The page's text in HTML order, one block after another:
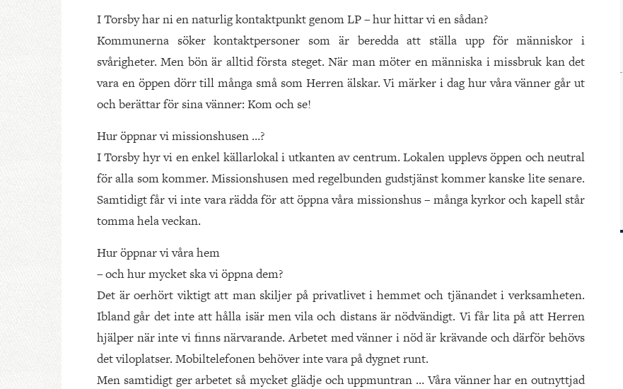
I Torsby har ni en naturlig kontaktpunkt genom LP – hur hittar vi en sådan?
Kommunerna söker kontaktpersoner som är beredda att ställa upp för människor i
svårigheter. Men bön är alltid första steget. När man möter en människa i missbruk kan det
vara en öppen dörr till många små som Herren älskar. Vi märker i dag hur våra vänner går ut
och berättar för sina vänner: Kom och se!
Hur öppnar vi missionshusen …?
I Torsby hyr vi en enkel källarlokal i utkanten av centrum. Lokalen upplevs öppen och neutral
för alla som kommer. Missionshusen med regelbunden gudstjänst kommer kanske lite senare.
Samtidigt får vi inte vara rädda för att öppna våra missionshus – många kyrkor och kapell står
tomma hela veckan.
Hur öppnar vi våra hem
– och hur mycket ska vi öppna dem?
Det är oerhört viktigt att man skiljer på privatlivet i hemmet och tjänandet i verksamheten.
Ibland går det inte att hålla isär men vila och distans är nödvändigt. Vi får lita på att Herren
hjälper när inte vi finns närvarande. Arbetet med vänner i nöd är krävande och därför behövs
det viloplatser. Mobiltelefonen behöver inte vara på dygnet runt.
Men samtidigt ger arbetet så mycket glädje och uppmuntran … Våra vänner har en outnyttjad